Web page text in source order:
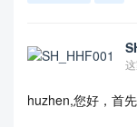
huzhen,您好，首